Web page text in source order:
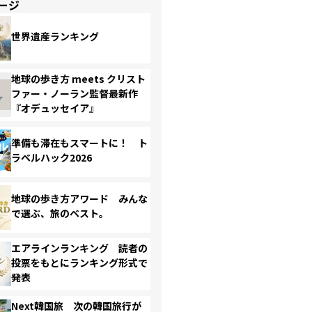
ジ
世界遺産ランキング
地球の歩き方 meets クリスト
ファー・ノーラン監督最新作
『オデュッセイア』
準備も滞在もスマートに！ ト
ラベルハック2026
地球の歩き方アワード みんな
で選ぶ、旅のベスト。
エアラインランキング 読者の
投票をもとにランキング形式で
発表
Next韓国旅 次の韓国旅行が